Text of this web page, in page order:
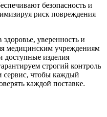
безопасность и
риск повреждения
уверенность и
медицинским учреждениям
доступные изделия
строгий контроль
сервис, чтобы каждый
каждой поставке.